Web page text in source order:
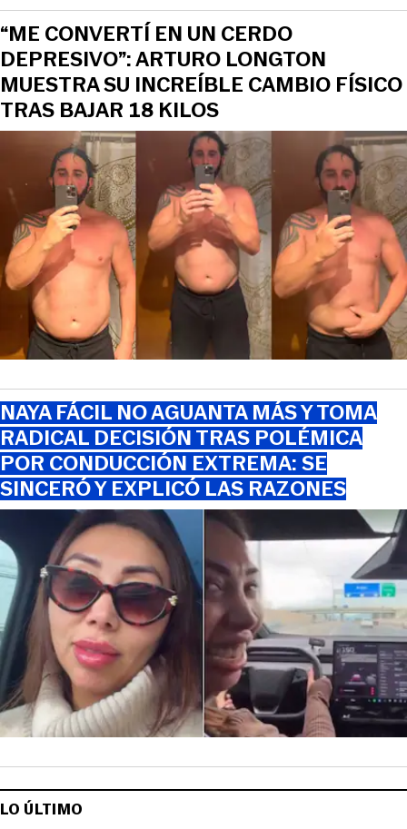
“ME CONVERTÍ EN UN CERDO
DEPRESIVO”: ARTURO LONGTON
MUESTRA SU INCREÍBLE CAMBIO FÍSICO
TRAS BAJAR 18 KILOS
NAYA FÁCIL NO AGUANTA MÁS Y TOMA
RADICAL DECISIÓN TRAS POLÉMICA
POR CONDUCCIÓN EXTREMA: SE
SINCERÓ Y EXPLICÓ LAS RAZONES
LO ÚLTIMO